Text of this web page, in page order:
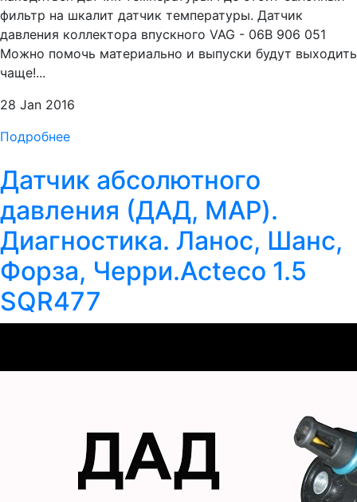
фильтр на шкалит датчик температуры. Датчик
давления коллектора впускного VAG - 06B 906 051
Можно помочь материально и выпуски будут выходить
чаще!...
28 Jan 2016
Подробнее
Датчик абсолютного
давления (ДАД, MAP).
Диагностика. Ланос, Шанс,
Форза, Черри.Acteco 1.5
SQR477